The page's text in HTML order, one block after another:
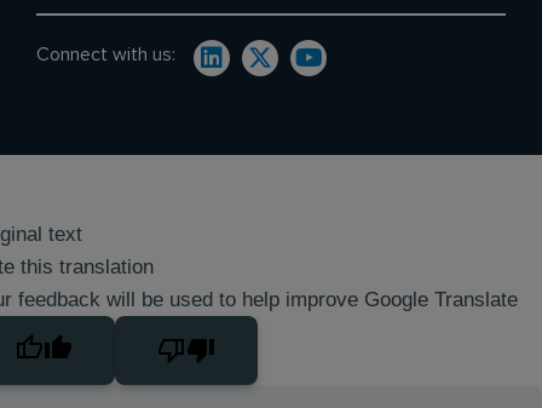
Connect with us:
text
this translation
feedback will be used to help improve Google Translate